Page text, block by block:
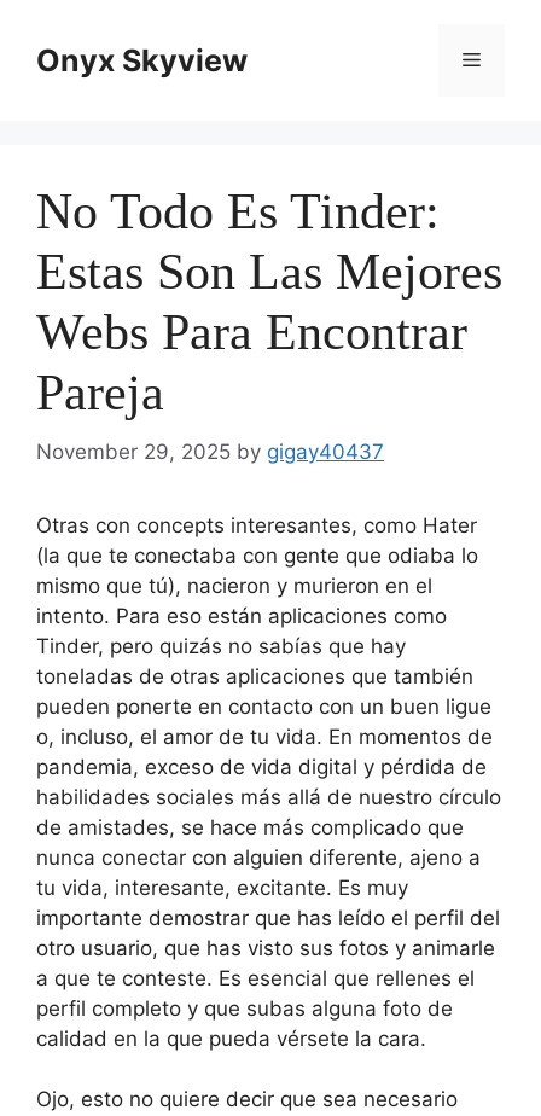
contentOnyx Skyview Menu
No Todo Es Tinder:
Estas Son Las Mejores
Webs Para Encontrar
Pareja
November 29, 2025 by gigay40437
Otras con concepts interesantes, como Hater
(la que te conectaba con gente que odiaba lo
mismo que tú), nacieron y murieron en el
intento. Para eso están aplicaciones como
Tinder, pero quizás no sabías que hay
toneladas de otras aplicaciones que también
pueden ponerte en contacto con un buen ligue
o, incluso, el amor de tu vida. En momentos de
pandemia, exceso de vida digital y pérdida de
habilidades sociales más allá de nuestro círculo
de amistades, se hace más complicado que
nunca conectar con alguien diferente, ajeno a
tu vida, interesante, excitante. Es muy
importante demostrar que has leído el perfil del
otro usuario, que has visto sus fotos y animarle
a que te conteste. Es esencial que rellenes el
perfil completo y que subas alguna foto de
calidad en la que pueda vérsete la cara.
Ojo, esto no quiere decir que sea necesario